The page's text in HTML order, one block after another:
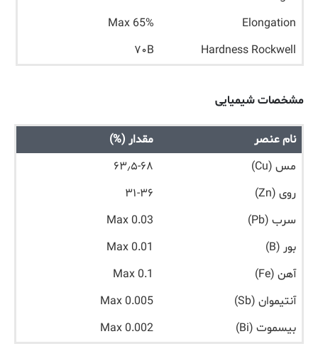
Elongation
Max 65%
Hardness Rockwell
۷۰B
مشخصات شیمیایی
نام عنصر
مقدار (%)
مس (Cu)
۶۳٫۵-۶۸
روی (Zn)
۳۱-۳۶
سرب (Pb)
Max 0.03
بور (B)
Max 0.01
آهن (Fe)
Max 0.1
آنتیموان (Sb)
Max 0.005
بیسموت (Bi)
Max 0.002